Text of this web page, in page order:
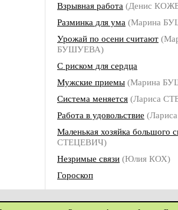
Взрывная работа (Денис
Разминка для ума (Марина
Урожай по осени считают
БУШУЕВА)
С риском для сердца
Мужские приемы (Марина
Система меняется (Лариса
Работа в удовольствие
Маленькая хозяйка большого
СТЕЦЕВИЧ)
Незримые связи (Юлия КОХ)
Гороскоп